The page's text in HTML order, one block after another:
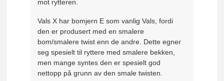
mot rytteren.
Vals X har bomjern E som vanlig Vals, fordi
den er produsert med en smalere
bom/smalere twist enn de andre. Dette egner
seg spesielt til ryttere med smalere bekken,
men mange syntes den er spesielt god
nettopp på grunn av den smale twisten.